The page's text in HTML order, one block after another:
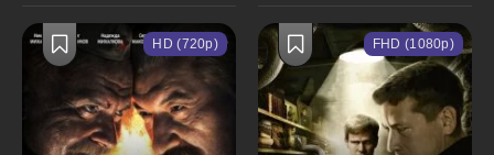
HD (720p) FHD (1080p)